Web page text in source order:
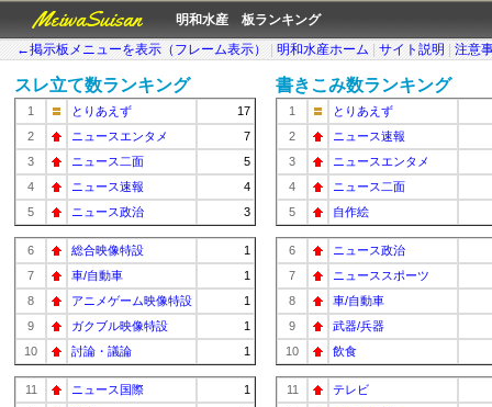
MeiwaSuisan
明和水産 板ランキング
←掲示板メニューを表示（フレーム表示）
明和水産ホーム サイト説明 注意
スレ立て数ランキング
1 とりあえず
17
2
ニュースエンタメ
7
3
ニュース二面
5
4
ニュース速報
4
5
ニュース政治 3
6 総合映像特設
1
7
車/自動車
1
8
アニメゲーム映像特設
1
9
ガクブル映像特設
1
10
討論・議論 1
11 ニュース国際
1
書きこみ数ランキング
1
とりあえず
2
ニュース速報
3
ニュースエンタメ
4
ニュース二面
5
自作絵
6
ニュース政治
7
ニューススポーツ
8
車/自動車
9
武器/兵器
10
飲食
11
テレビ